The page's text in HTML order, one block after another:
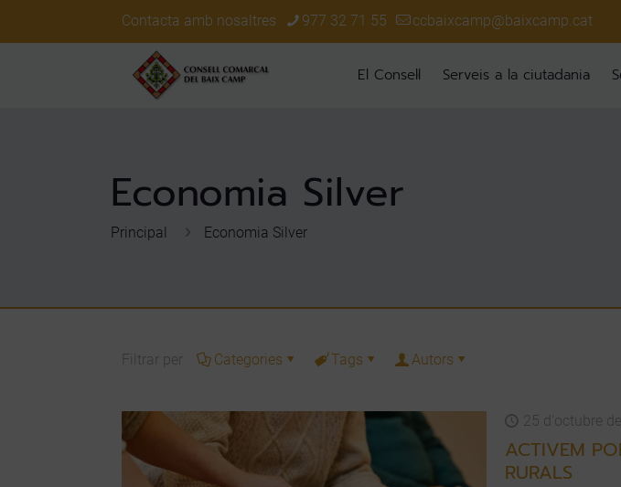
Contacta amb nosaltres 977 32 71 55 ccbaixcamp@baixcamp.cat
El Consell Serveis a la ciutadania
Economia Silver
Principal Economia Silver
Filtrar per Categories Tags Autors
25 d'octubre
ACTIVEM
RURALS